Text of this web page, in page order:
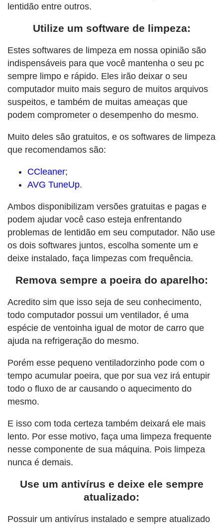
lentidão entre outros.
Utilize um software de limpeza:
Estes softwares de limpeza em nossa opinião são
indispensáveis para que você mantenha o seu pc
sempre limpo e rápido. Eles irão deixar o seu
computador muito mais seguro de muitos arquivos
suspeitos, e também de muitas ameaças que
podem comprometer o desempenho do mesmo.
Muito deles são gratuitos, e os softwares de limpeza
que recomendamos são:
CCleaner;
AVG TuneUp.
Ambos disponibilizam versões gratuitas e pagas e
podem ajudar você caso esteja enfrentando
problemas de lentidão em seu computador. Não use
os dois softwares juntos, escolha somente um e
deixe instalado, faça limpezas com frequência.
Remova sempre a poeira do aparelho:
Acredito sim que isso seja de seu conhecimento,
todo computador possui um ventilador, é uma
espécie de ventoinha igual de motor de carro que
ajuda na refrigeração do mesmo.
Porém esse pequeno ventiladorzinho pode com o
tempo acumular poeira, que por sua vez irá entupir
todo o fluxo de ar causando o aquecimento do
mesmo.
E isso com toda certeza também deixará ele mais
lento. Por esse motivo, faça uma limpeza frequente
nesse componente de sua máquina. Pois limpeza
nunca é demais.
Use um antivírus e deixe ele sempre
atualizado:
Possuir um antivírus instalado e sempre atualizado